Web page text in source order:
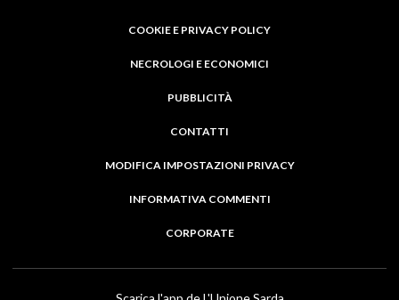
COOKIE E PRIVACY POLICY
NECROLOGI E ECONOMICI
PUBBLICITÀ
CONTATTI
MODIFICA IMPOSTAZIONI PRIVACY
INFORMATIVA COMMENTI
CORPORATE